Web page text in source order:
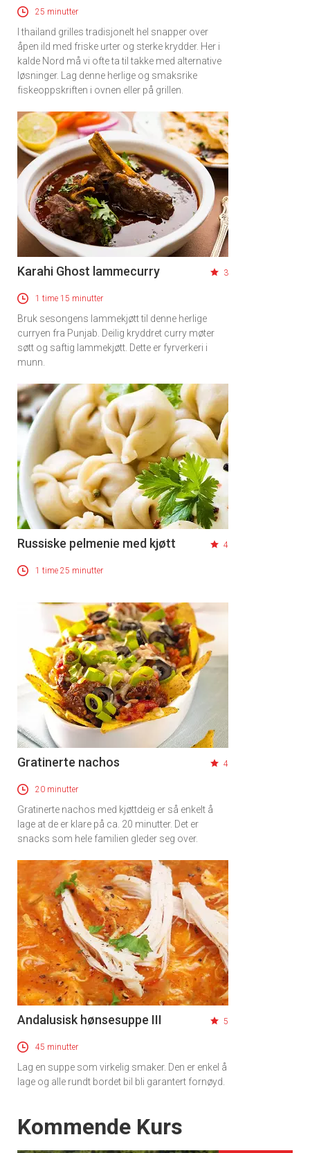
Få ukentlige nyhetsbrev fra
Apéritif
Vi tilbyr flere ukentlige nyhetsbrev. Du
kan fritt velge hvilke du ønsker å få
tilsendt.
Registrer deg
25 minutter
I thailand grilles tradisjonelt hel snapper over
åpen ild med friske urter og sterke krydder. Her i
kalde Nord må vi ofte ta til takke med alternative
løsninger. Lag denne herlige og smaksrike
fiskeoppskriften i ovnen eller på grillen.
Karahi Ghost lammecurry 3
1 time 15 minutter
Bruk sesongens lammekjøtt til denne herlige
curryen fra Punjab. Deilig kryddret curry møter
søtt og saftig lammekjøtt. Dette er fyrverkeri i
munn.
Russiske pelmenie med kjøtt 4
1 time 25 minutter
Gratinerte nachos 4
20 minutter
Gratinerte nachos med kjøttdeig er så enkelt å
lage at de er klare på ca. 20 minutter. Det er
snacks som hele familien gleder seg over.
Andalusisk hønsesuppe III 5
45 minutter
Lag en suppe som virkelig smaker. Den er enkel å
lage og alle rundt bordet bil bli garantert fornøyd.
Events
Kommende Kurs